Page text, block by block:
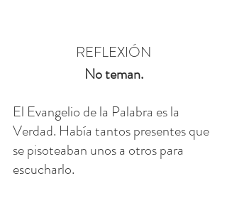
REFLEXIÓN
No teman.
El Evangelio de la Palabra es la
Verdad. Había tantos presentes que
se pisoteaban unos a otros para
escucharlo.